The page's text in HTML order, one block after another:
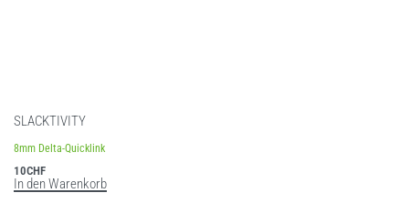
SLACKTIVITY
8mm Delta-Quicklink
10CHF
In den Warenkorb